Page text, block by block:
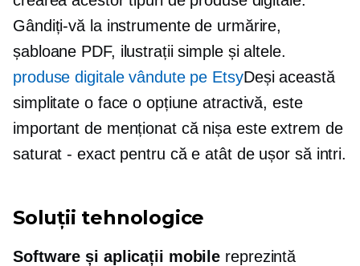
Gândiți-vă la instrumente de urmărire,
șabloane PDF, ilustrații simple și altele.
produse digitale vândute pe EtsyDeși această
simplitate o face o opțiune atractivă, este
important de menționat că nișa este extrem de
saturat - exactpentru că e atât de ușor să intri.
Soluții tehnologice
Software și aplicații mobile reprezintă